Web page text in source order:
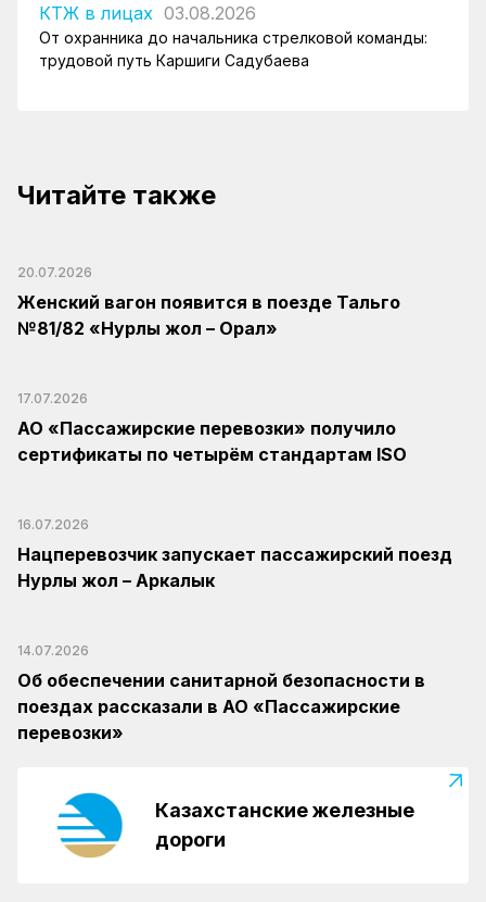
КТЖ в лицах 03.08.2026
От охранника до начальника стрелковой команды:
трудовой путь Каршиги Садубаева
Читайте также
20.07.2026
Женский вагон появится в поезде Тальго
№81/82 «Нурлы жол – Орал»
17.07.2026
АО «Пассажирские перевозки» получило
сертификаты по четырём стандартам ISO
16.07.2026
Нацперевозчик запускает пассажирский поезд
Нурлы жол – Аркалык
14.07.2026
Об обеспечении санитарной безопасности в
поездах рассказали в АО «Пассажирские
перевозки»
Казахстанские железные
дороги